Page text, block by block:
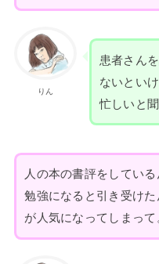
りん
患者さん
ないとい
忙しいと
人の本の書評をしている
勉強になると引き受け
が人気になってしまって